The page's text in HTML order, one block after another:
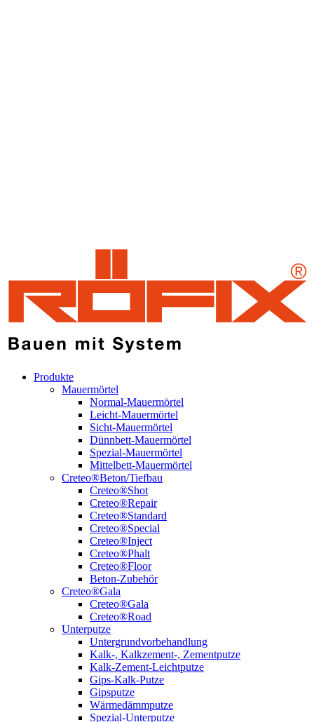
Produkte
Mauermörtel
Normal-Mauermörtel
Leicht-Mauermörtel
Sicht-Mauermörtel
Dünnbett-Mauermörtel
Spezial-Mauermörtel
Mittelbett-Mauermörtel
Creteo®Beton/Tiefbau
Creteo®Shot
Creteo®Repair
Creteo®Standard
Creteo®Special
Creteo®Inject
Creteo®Phalt
Creteo®Floor
Beton-Zubehör
Creteo®Gala
Creteo®Gala
Creteo®Road
Unterputze
Untergrundvorbehandlung
Kalk-, Kalkzement-, Zementputze
Kalk-Zement-Leichtputze
Gips-Kalk-Putze
Gipsputze
Wärmedämmputze
Spezial-Unterputze